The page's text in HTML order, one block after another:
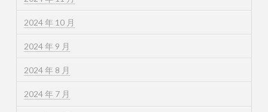
2024 年 10 月
2024 年 9 月
2024 年 8 月
2024 年 7 月